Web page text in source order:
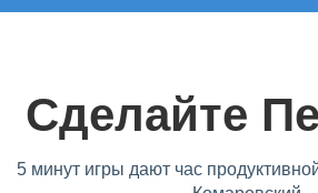
Сделайте
5 минут игры дают час